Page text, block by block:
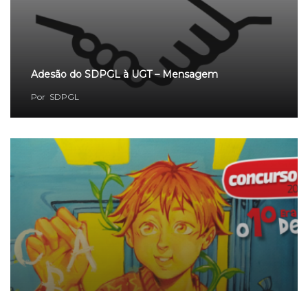
Adesão do SDPGL à UGT – Mensagem
Por SDPGL